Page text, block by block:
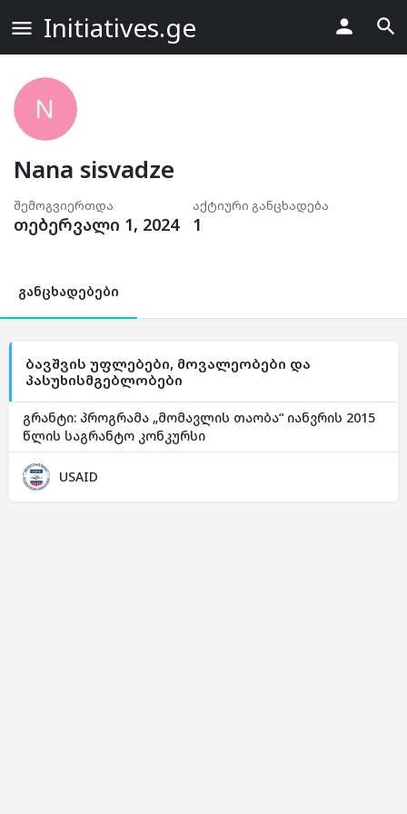
Initiatives.ge
Nana sisvadze
შემოგვიერთდა
თებერვალი 1, 2024
აქტიური განცხადება
1
განცხადებები
ბავშვის უფლებები, მოვალეობები და
პასუხისმგებლობები
გრანტი: პროგრამა „მომავლის თაობა“ იანვრის 2015
წლის საგრანტო კონკურსი
USAID